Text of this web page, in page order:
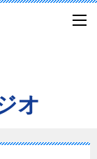
オ